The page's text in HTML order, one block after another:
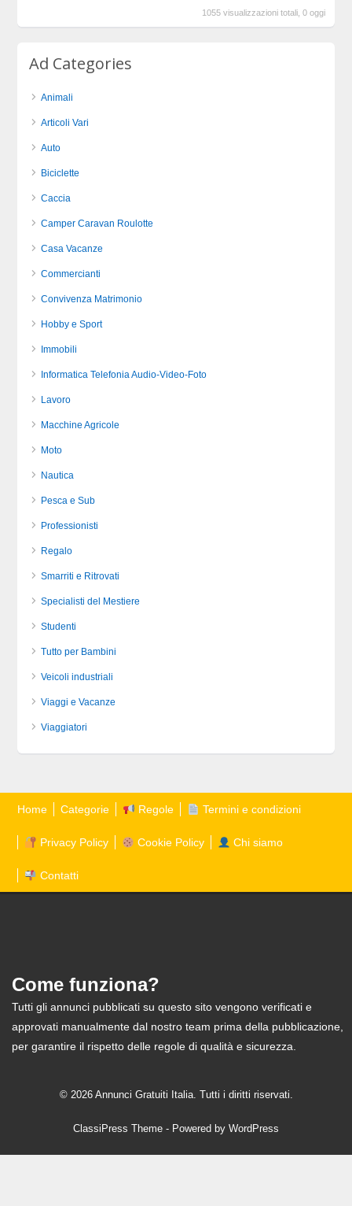
1055 visualizzazioni totali, 0 oggi
Ad Categories
Animali
Articoli Vari
Auto
Biciclette
Caccia
Camper Caravan Roulotte
Casa Vacanze
Commercianti
Convivenza Matrimonio
Hobby e Sport
Immobili
Informatica Telefonia Audio-Video-Foto
Lavoro
Macchine Agricole
Moto
Nautica
Pesca e Sub
Professionisti
Regalo
Smarriti e Ritrovati
Specialisti del Mestiere
Studenti
Tutto per Bambini
Veicoli industriali
Viaggi e Vacanze
Viaggiatori
Home Categorie Regole Termini e condizioni
Privacy Policy Cookie Policy Chi siamo
Contatti
Come funziona?
Tutti gli annunci pubblicati su questo sito vengono verificati e
approvati manualmente dal nostro team prima della pubblicazione,
per garantire il rispetto delle regole di qualità e sicurezza.
© 2026 Annunci Gratuiti Italia. Tutti i diritti riservati.
ClassiPress Theme - Powered by WordPress